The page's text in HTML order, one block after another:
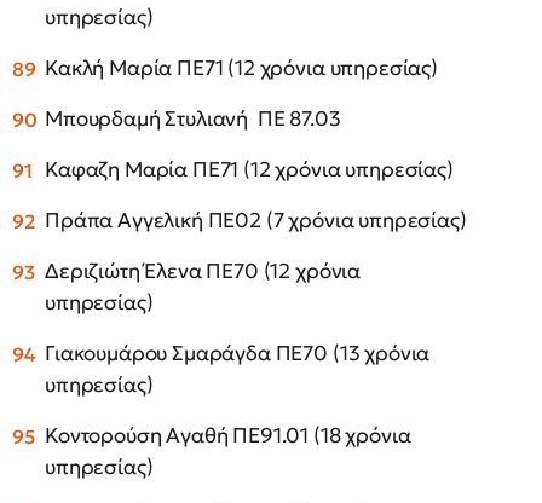
υπηρεσίας)
Κακλή Μαρία ΠΕ71 (12 χρόνια υπηρεσίας)
Μπουρδαμή Στυλιανή ΠΕ 87.03
Καφαζη Μαρία ΠΕ71 (12 χρόνια υπηρεσίας)
Πράπα Αγγελική ΠΕ02 (7 χρόνια υπηρεσίας)
Δεριζιώτη Έλενα ΠΕ70 (12 χρόνια
υπηρεσίας)
Γιακουμάρου Σμαράγδα ΠΕ70 (13 χρόνια
υπηρεσίας)
Κοντορούση Αγαθή ΠΕ91.01 (18 χρόνια
υπηρεσίας)